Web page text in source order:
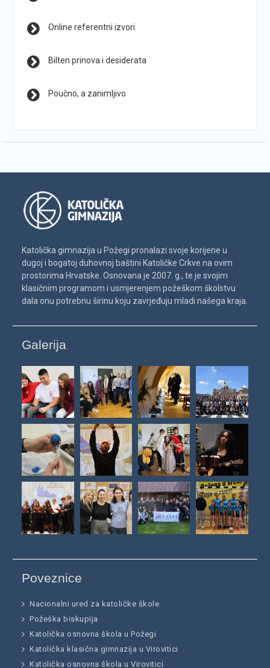
Online referentni izvori
Bilten prinova i desiderata
Poučno, a zanimljivo
Katolička gimnazija u Požegi pronalazi svoje korijene u
dugoj i bogatoj duhovnoj baštini Katoličke Crkve na ovim
prostorima Hrvatske. Osnovana je 2007. g., te je svojim
klasičnim programom i usmjerenjem požeškom školstvu
dala onu potrebnu širinu koju zavrjeđuju mladi našega kraja.
Galerija
Poveznice
Nacionalni ured za katoličke škole
Požeška biskupija
Katolička osnovna škola u Požegi
Katolička klasična gimnazija u Virovitici
Katolička osnovna škola u Virovitici